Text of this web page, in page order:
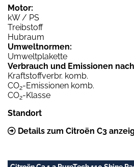
Motor:
kW / PS
Treibstoff
Hubraum
Umweltnormen:
Umweltplakette
Verbrauch und Emissionen nach
Kraftstoffverbr. komb.
CO2-Emissionen komb.
CO2-Klasse
Standort
Details zum Citroën C3